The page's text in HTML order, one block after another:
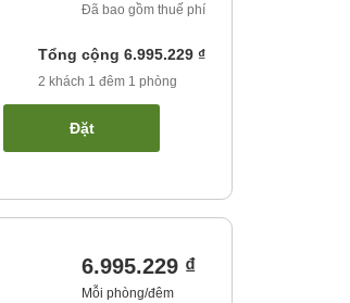
Đã bao gồm thuế phí
Tổng cộng 6.995.229 ₫
2 khách 1 đêm 1 phòng
Đặt
6.995.229 ₫
Mỗi phòng/đêm